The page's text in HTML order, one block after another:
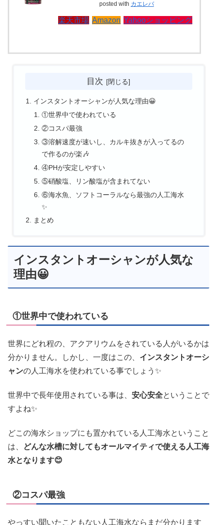
posted with カエレバ
楽天市場 Amazon Yahooショッピング
目次
インスタントオーシャンが人気な理由😀
①世界中で使われている
②コスパ最強
③溶解速度が速いし、カルキ抜きが入ってるの
で作るのが楽🎶
④PHが安定しやすい
⑤硝酸塩、リン酸塩が含まれてない
⑥海水魚、ソフトコーラルなら最強の人工海水
✨
まとめ
インスタントオーシャンが人気な
理由😀
①世界中で使われている
世界にどれ程の、アクアリウムをされている人がいるかは
分かりません。しかし、一度はこの、 インスタントオーシ
ャンの人工海水を使われている事でしょう✨
世界中で長年使用されている事は、 安心安全ということで
すよね✨
どこの海水ショップにも置かれている人工海水ということ
は、
どんな水槽に対してもオールマイティで使える人工海
水となります😊
②コスパ最強
やっすい聞いたこともない人工海水ならまだ分かります